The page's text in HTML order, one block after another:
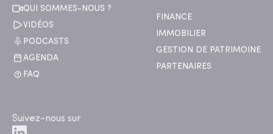
QUI SOMMES-NOUS ?
VIDÉOS
PODCASTS
AGENDA
FAQ
FINANCE
IMMOBILIER
GESTION DE PATRIMOINE
PARTENAIRES
Suivez-nous sur